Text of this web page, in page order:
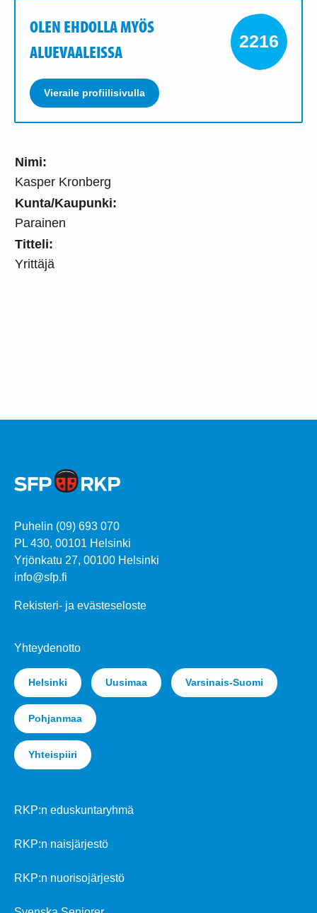
Nimi:
Kasper Kronberg
Kunta/Kaupunki:
Parainen
Titteli:
Yrittäjä
OLEN EHDOLLA MYÖS
ALUEVAALEISSA
Vieraile profiilisivulla
2216
Puhelin (09) 693 070
PL 430, 00101 Helsinki
Yrjönkatu 27, 00100 Helsinki
info@sfp.fi
Rekisteri- ja evästeseloste
Yhteydenotto
Helsinki Uusimaa Varsinais-Suomi
Pohjanmaa
Yhteispiiri
RKP:n eduskuntaryhmä
RKP:n naisjärjestö
RKP:n nuorisojärjestö